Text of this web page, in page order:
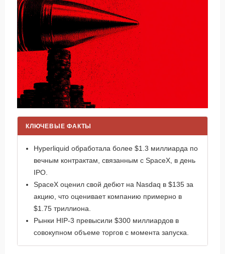
КЛЮЧЕВЫЕ ФАКТЫ
Hyperliquid обработала более $1.3 миллиарда по
вечным контрактам, связанным с SpaceX, в день
IPO.
SpaceX оценил свой дебют на Nasdaq в $135 за
акцию, что оценивает компанию примерно в
$1.75 триллиона.
Рынки HIP-3 превысили $300 миллиардов в
совокупном объеме торгов с момента запуска.